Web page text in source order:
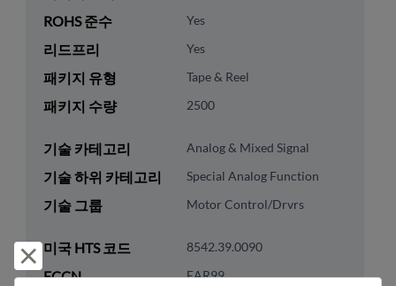
ROHS 준수 Yes
리드프리 Yes
패키지 유형 Tape & Reel
패키지 수량 2500
기술 카테고리 Analog & Mixed Signal
기술 하위 카테고리 Special Analog Function
기술 그룹 Motor Control/Drvrs
미국 HTS 코드 8542.39.0090
ECCN EAR99
거부 및 닫기